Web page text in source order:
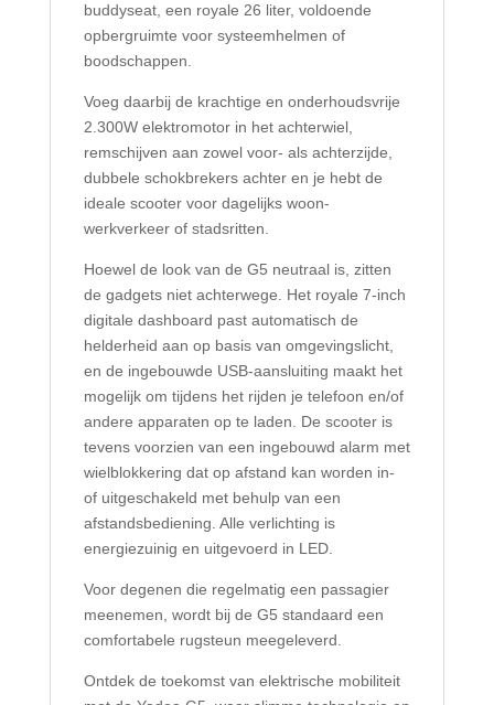
buddyseat, een royale 26 liter, voldoende
opbergruimte voor systeemhelmen of
boodschappen.
Voeg daarbij de krachtige en onderhoudsvrije
2.300W elektromotor in het achterwiel,
remschijven aan zowel voor- als achterzijde,
dubbele schokbrekers achter en je hebt de
ideale scooter voor dagelijks woon-
werkverkeer of stadsritten.
Hoewel de look van de G5 neutraal is, zitten
de gadgets niet achterwege. Het royale 7-inch
digitale dashboard past automatisch de
helderheid aan op basis van omgevingslicht,
en de ingebouwde USB-aansluiting maakt het
mogelijk om tijdens het rijden je telefoon en/of
andere apparaten op te laden. De scooter is
tevens voorzien van een ingebouwd alarm met
wielblokkering dat op afstand kan worden in-
of uitgeschakeld met behulp van een
afstandsbediening. Alle verlichting is
energiezuinig en uitgevoerd in LED.
Voor degenen die regelmatig een passagier
meenemen, wordt bij de G5 standaard een
comfortabele rugsteun meegeleverd.
Ontdek de toekomst van elektrische mobiliteit